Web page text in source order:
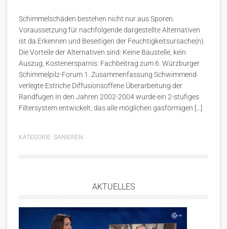
Schimmelschäden bestehen nicht nur aus Sporen.
Voraussetzung für nachfolgende dargestellte Alternativen
ist da Erkennen und Beseitigen der Feuchtigkeitsursache(n).
Die Vorteile der Alternativen sind: Keine Baustelle, kein
Auszug, Kostenersparnis. Fachbeitrag zum 6. Würzburger
Schimmelpilz-Forum 1. Zusammenfassung Schwimmend
verlegte Estriche Diffusionsoffene Überarbeitung der
Randfugen In den Jahren 2002-2004 wurde ein 2-stufiges
Filtersystem entwickelt, das alle möglichen gasförmigen […]
KATEGORIE: SANIEREN
AKTUELLES